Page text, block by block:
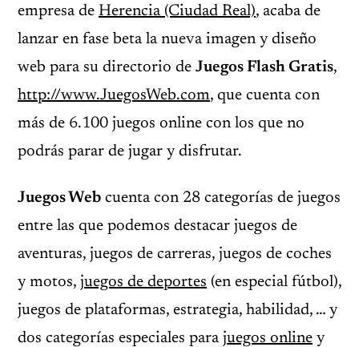
empresa de Herencia (Ciudad Real), acaba de
lanzar en fase beta la nueva imagen y diseño
web para su directorio de Juegos Flash Gratis,
http://www.JuegosWeb.com, que cuenta con
más de 6.100 juegos online con los que no
podrás parar de jugar y disfrutar.
Juegos Web cuenta con 28 categorías de juegos
entre las que podemos destacar juegos de
aventuras, juegos de carreras, juegos de coches
y motos, juegos de deportes (en especial fútbol),
juegos de plataformas, estrategia, habilidad, … y
dos categorías especiales para juegos online y